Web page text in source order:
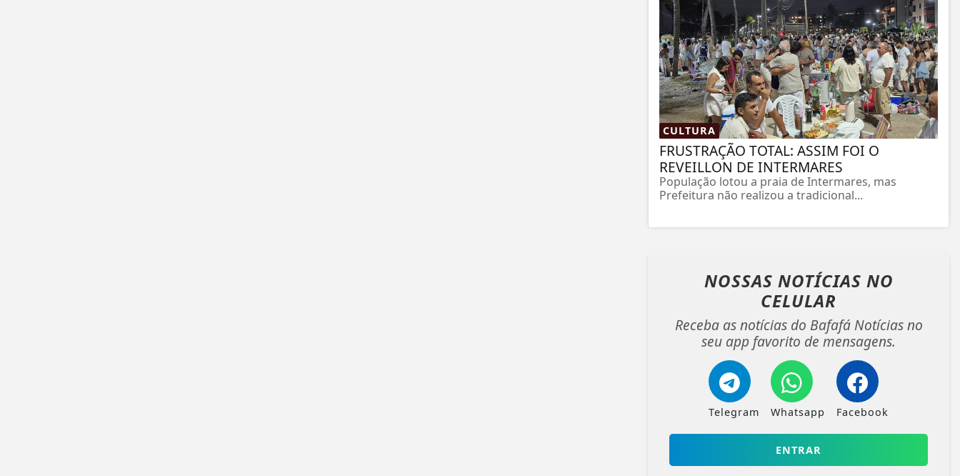
CULTURA
FRUSTRAÇÃO TOTAL: ASSIM FOI O
REVEILLON DE INTERMARES
População lotou a praia de Intermares, mas
Prefeitura não realizou a tradicional...
NOSSAS NOTÍCIAS NO
CELULAR
Receba as notícias do Bafafá Notícias no
seu app favorito de mensagens.
Telegram Whatsapp Facebook
ENTRAR